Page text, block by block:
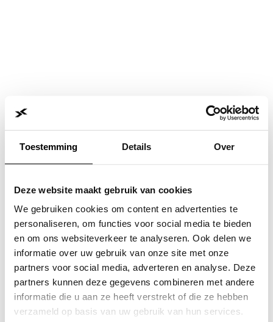
Toestemming Details Over
Deze website maakt gebruik van cookies
We gebruiken cookies om content en advertenties te
personaliseren, om functies voor social media te bieden
en om ons websiteverkeer te analyseren. Ook delen we
informatie over uw gebruik van onze site met onze
partners voor social media, adverteren en analyse. Deze
partners kunnen deze gegevens combineren met andere
informatie die u aan ze heeft verstrekt of die ze hebben
verzameld op basis van uw gebruik van hun services.
Application error: a client-side exception has occurred while
loadingwww.jvk.nl(see the browser consolefor more
information).